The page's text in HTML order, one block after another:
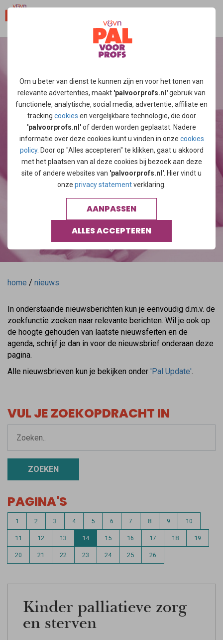
Om u beter van dienst te kunnen zijn en voor het tonen van
relevante advertenties, maakt 'palvoorprofs.nl'gebruik van
functionele, analytische, social media, advertentie, affiliate en
tracking cookies en vergelijkbare technologie, die door
'palvoorprofs.nl'of derden worden geplaatst. Nadere
informatie over deze cookies kunt u vinden in onze cookies
policy. Door op "Alles accepteren" te klikken, gaat u akkoord
met het plaatsen van al deze cookies bij bezoek aan deze
site of andere websites van 'palvoorprofs.nl' . Hier vindt u
onze privacy statementverklaring.
AANPASSEN
ALLES ACCEPTEREN
"WIJ HOUDEN U OP DE
HOOGTE"
VRAGEN? NEEM CONTACT OP
home / nieuws
In onderstaande nieuwsberichten kun je eenvoudig d.m.v. de
zoekfunctie zoeken naar relevante berichten. Wil je ook op
de hoogte gehouden van laatste nieuwsfeiten en de
agenda, schrijf je dan in voor de nieuwsbrief onderaan deze
pagina.
Alle nieuwsbrieven kun je bekijken onder 'Pal Update'.
VUL JE ZOEKOPDRACHT IN
ZOEKEN
PAGINA'S
1 2 3 4 5 6 7 8 9 10
11 12 13 14 15 16 17 18 19
20 21 22 23 24 25 26
Kinder palliatieve zorg
en sterven